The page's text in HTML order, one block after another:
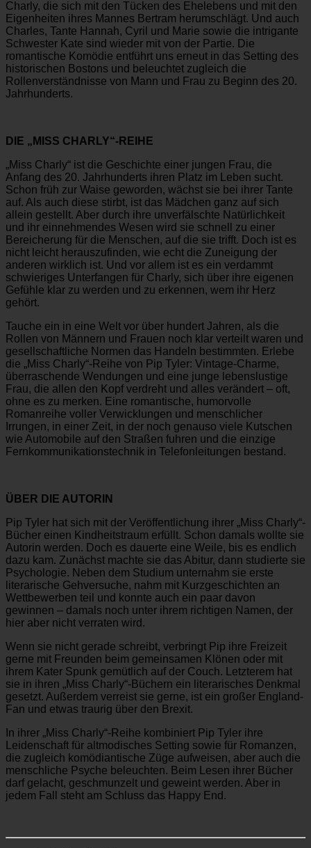
Charly, die sich mit den Tücken des Ehelebens und mit den
Eigenheiten ihres Mannes Bertram herumschlägt. Und auch
Charles, Tante Hannah, Cyril und Marie sowie die intrigante
Schwester Kate sind wieder mit von der Partie. Die
romantische Komödie entführt uns erneut in das Setting des
historischen Bostons und beleuchtet zugleich die
Rollenverständnisse von Mann und Frau zu Beginn des 20.
Jahrhunderts.
DIE „MISS CHARLY“-REIHE
„Miss Charly“ ist die Geschichte einer jungen Frau, die
Anfang des 20. Jahrhunderts ihren Platz im Leben sucht.
Schon früh zur Waise geworden, wächst sie bei ihrer Tante
auf. Als auch diese stirbt, ist das Mädchen ganz auf sich
allein gestellt. Aber durch ihre unverfälschte Natürlichkeit
und ihr einnehmendes Wesen wird sie schnell zu einer
Bereicherung für die Menschen, auf die sie trifft. Doch ist es
nicht leicht herauszufinden, wie echt die Zuneigung der
anderen wirklich ist. Und vor allem ist es ein verdammt
schwieriges Unterfangen für Charly, sich über ihre eigenen
Gefühle klar zu werden und zu erkennen, wem ihr Herz
gehört.
Tauche ein in eine Welt vor über hundert Jahren, als die
Rollen von Männern und Frauen noch klar verteilt waren und
gesellschaftliche Normen das Handeln bestimmten. Erlebe
die „Miss Charly“-Reihe von Pip Tyler: Vintage-Charme,
überraschende Wendungen und eine junge lebenslustige
Frau, die allen den Kopf verdreht und alles verändert – oft,
ohne es zu merken. Eine romantische, humorvolle
Romanreihe voller Verwicklungen und menschlicher
Irrungen, in einer Zeit, in der noch genauso viele Kutschen
wie Automobile auf den Straßen fuhren und die einzige
Fernkommunikationstechnik in Telefonleitungen bestand.
ÜBER DIE AUTORIN
Pip Tyler hat sich mit der Veröffentlichung ihrer „Miss Charly“-
Bücher einen Kindheitstraum erfüllt. Schon damals wollte sie
Autorin werden. Doch es dauerte eine Weile, bis es endlich
dazu kam. Zunächst machte sie das Abitur, dann studierte sie
Psychologie. Neben dem Studium unternahm sie erste
literarische Gehversuche, nahm mit Kurzgeschichten an
Wettbewerben teil und konnte auch ein paar davon
gewinnen – damals noch unter ihrem richtigen Namen, der
hier aber nicht verraten wird.
Wenn sie nicht gerade schreibt, verbringt Pip ihre Freizeit
gerne mit Freunden beim gemeinsamen Klönen oder mit
ihrem Kater Spunk gemütlich auf der Couch. Letzterem hat
sie in ihren „Miss Charly“-Büchern ein literarisches Denkmal
gesetzt. Außerdem verreist sie gerne, ist ein großer England-
Fan und etwas traurig über den Brexit.
In ihrer „Miss Charly“-Reihe kombiniert Pip Tyler ihre
Leidenschaft für altmodisches Setting sowie für Romanzen,
die zugleich komödiantische Züge aufweisen, aber auch die
menschliche Psyche beleuchten. Beim Lesen ihrer Bücher
darf gelacht, geschmunzelt und geweint werden. Aber in
jedem Fall steht am Schluss das Happy End.